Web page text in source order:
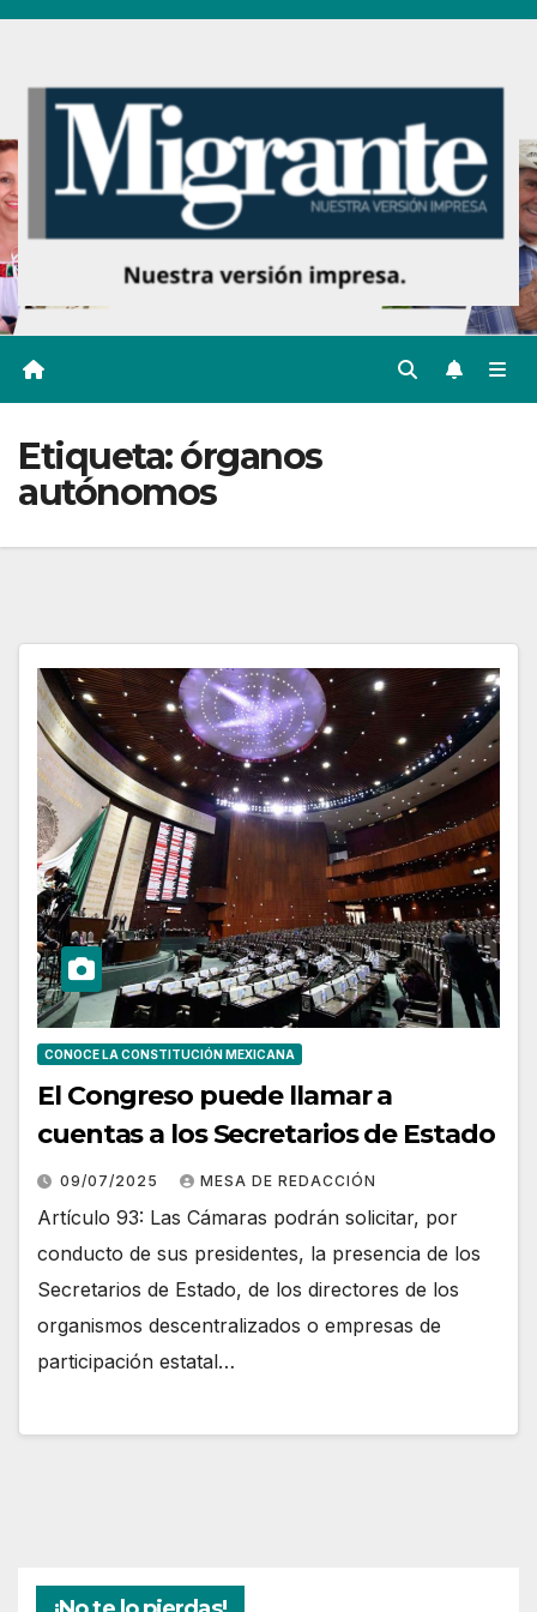
Ir
contenido
Etiqueta:órganos
autónomos
CONOCE LA CONSTITUCIÓN MEXICANA
El Congreso puede llamar a
cuentas a los Secretarios de Estado
09/07/2025 MESA DE REDACCIÓN
Artículo 93: Las Cámaras podrán solicitar, por
conducto de sus presidentes, la presencia de los
Secretarios de Estado, de los directores de los
organismos descentralizados o empresas de
participación estatal…